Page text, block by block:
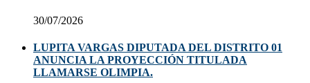
30/07/2026
LUPITA VARGAS DIPUTADA DEL DISTRITO 01
ANUNCIA LA PROYECCIÓN TITULADA
LLAMARSE OLIMPIA.